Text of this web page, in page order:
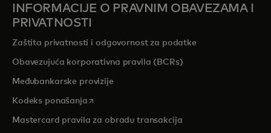
INFORMACIJE O PRAVNIM OBAVEZAMA I
PRIVATNOSTI
Zaštita privatnosti i odgovornost za podatke
Obavezujuća korporativna pravila (BCRs)
Međubankarske provizije
Kodeks ponašanjaopens in a new tab
Mastercard pravila za obradu transakcija